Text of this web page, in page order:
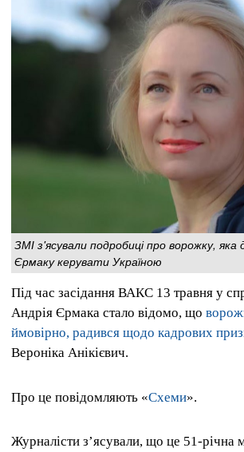
ЗМІ з'ясували подробиці про ворожку, яка
Єрмаку керувати Україною
Під час засідання ВАКС 13 травня у
Андрія Єрмака стало відомо, що
ймовірно, радився щодо кадрових
Вероніка Анікієвич.
Про це повідомляють «Схеми».
Журналісти з’ясували, що це 51-річна